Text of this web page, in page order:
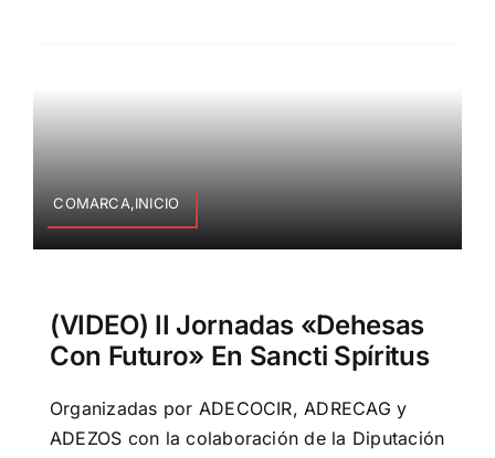
COMARCA,INICIO
(VIDEO) II Jornadas «Dehesas
Con Futuro» En Sancti Spíritus
Organizadas por ADECOCIR, ADRECAG y
ADEZOS con la colaboración de la Diputación